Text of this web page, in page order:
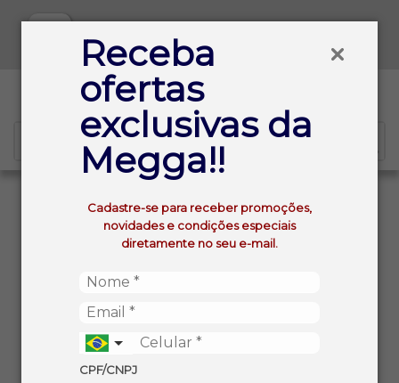
Receba
ofertas
exclusivas da
Megga!!
Cadastre-se para receber promoções,
novidades e condições especiais
diretamente no seu e-mail.
CPF/CNPJ
VODKA SUECIA ABSOLUT 750ML